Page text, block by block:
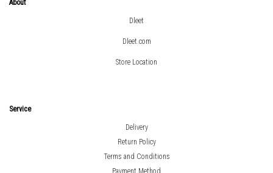
About
Dleet
Dleet.com
Store Location
Service
Delivery
Return Policy
Terms and Conditions
Payment Method